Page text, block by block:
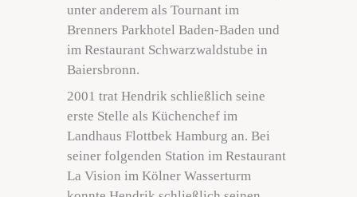
unter anderem als Tournant im
Brenners Parkhotel Baden-Baden und
im Restaurant Schwarzwaldstube in
Baiersbronn.
2001 trat Hendrik schließlich seine
erste Stelle als Küchenchef im
Landhaus Flottbek Hamburg an. Bei
seiner folgenden Station im Restaurant
La Vision im Kölner Wasserturm